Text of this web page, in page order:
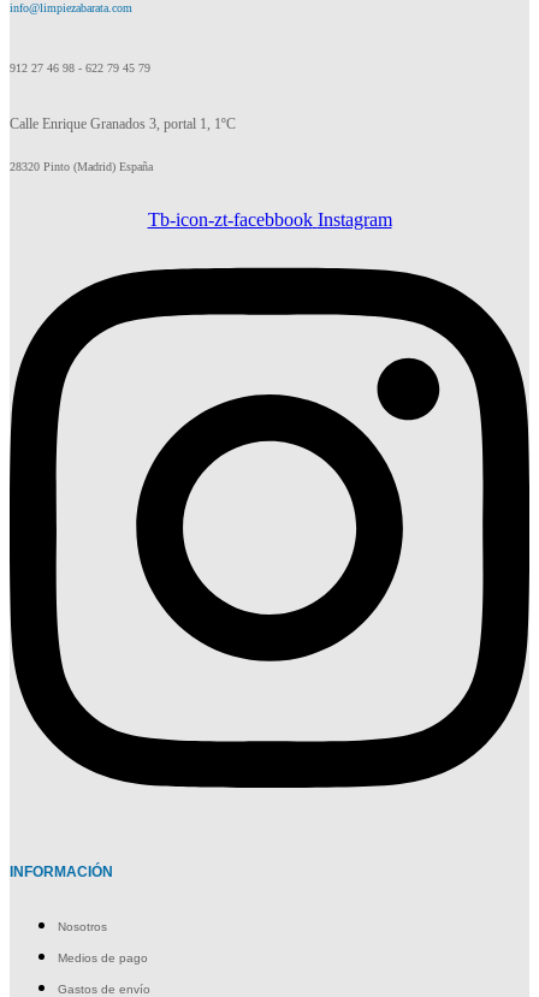
info@limpiezabarata.com
912 27 46 98 - 622 79 45 79
Calle Enrique Granados 3, portal 1, 1ºC
28320 Pinto (Madrid) España
Tb-icon-zt-facebbook Instagram
INFORMACIÓN
Nosotros
Medios de pago
Gastos de envío